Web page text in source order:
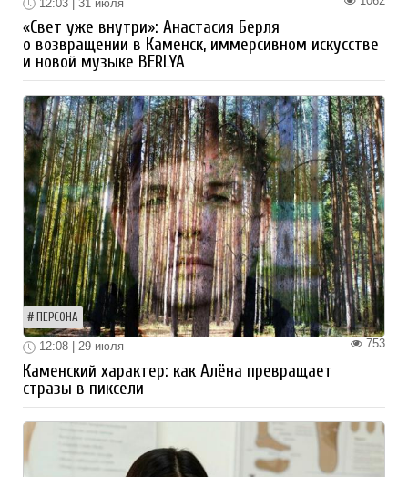
12:03 | 31 июля
«Свет уже внутри»: Анастасия Берля
о возвращении в Каменск, иммерсивном искусстве
и новой музыке BERLYA
ПЕРСОНА
753
12:08 | 29 июля
Каменский характер: как Алёна превращает
стразы в пиксели